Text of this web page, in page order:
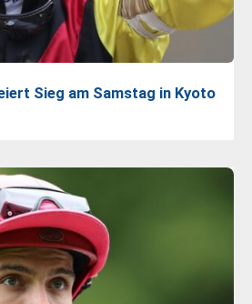
Sieg am Samstag in Kyoto